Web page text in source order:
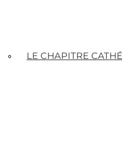
LE CHAPITRE